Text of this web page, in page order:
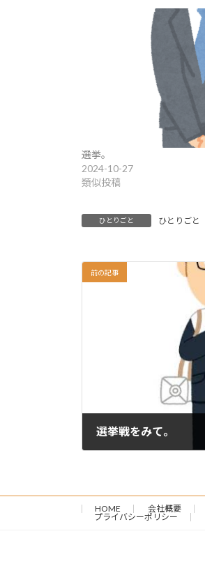
選挙。
2024-10-27
類似投稿
ひとりごと ひとりごと
前の記事
選挙戦をみて。
HOME 会社概要
プライバシーポリシー